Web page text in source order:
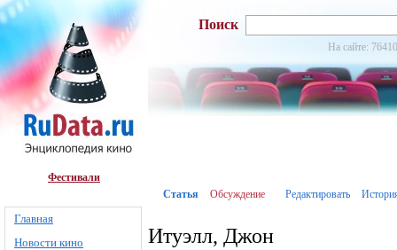
Фестивали
Главная
Новости кино
Поиск
На сайте:
Статья Обсуждение Редактировать
Итуэлл, Джон